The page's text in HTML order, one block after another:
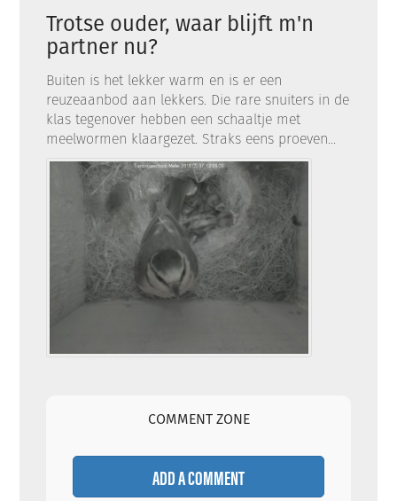
Trotse ouder, waar blijft m'n
partner nu?
Buiten is het lekker warm en is er een
reuzeaanbod aan lekkers. Die rare snuiters in de
klas tegenover hebben een schaaltje met
meelwormen klaargezet. Straks eens proeven...
COMMENT ZONE
ADD A COMMENT